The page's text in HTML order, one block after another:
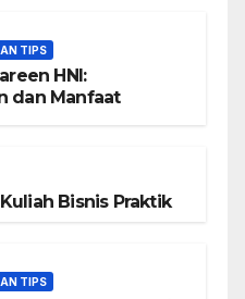
TIPS
HNI:
dan Manfaat
Bisnis Praktik
TIPS